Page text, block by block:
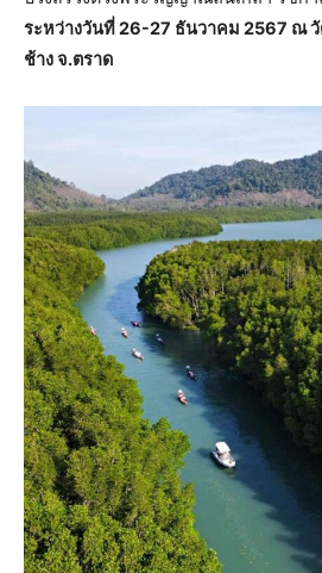
ระหว่างวันที่ 26-27 ธันวาคม 2567 ณ
ช้าง จ.ตราด